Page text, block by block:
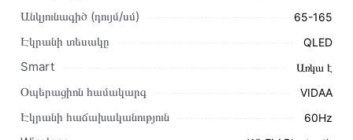
Այս ապրանքը գնելու համար սեղմեք
զամբյուղին»
կամ սեղմեք
Կարող եք նաև պատվիրել՝ զանգահարելով կայքում նշված
կոնտակտային համարներին։
Կայքում տվյալ ապրանքի՝ Հեռուստացույց Hisense 65E7NQ
առաքման և վճարման պայմանները վավեր են և իրական են
Անկյունագիծ (դույմ/սմ) 65-165
Էկրանի տեսակը QLED
Smart Առկա է
Օպերացիոն համակարգ VIDAA
Էկրանի հաճախականություն 60Hz